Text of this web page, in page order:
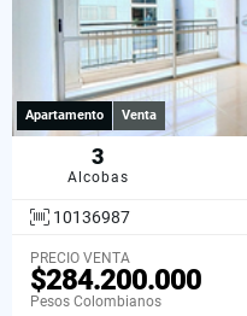
Apartamento Venta
3
Alcobas
10136987
PRECIO VENTA
$284.200.000
Pesos Colombianos